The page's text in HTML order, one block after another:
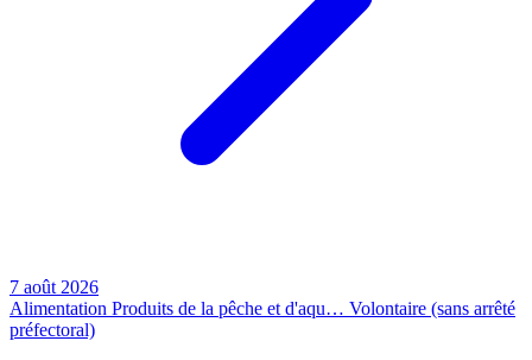
7 août 2026
Alimentation Produits de la pêche et d'aqu… Volontaire (sans arrêté
préfectoral)